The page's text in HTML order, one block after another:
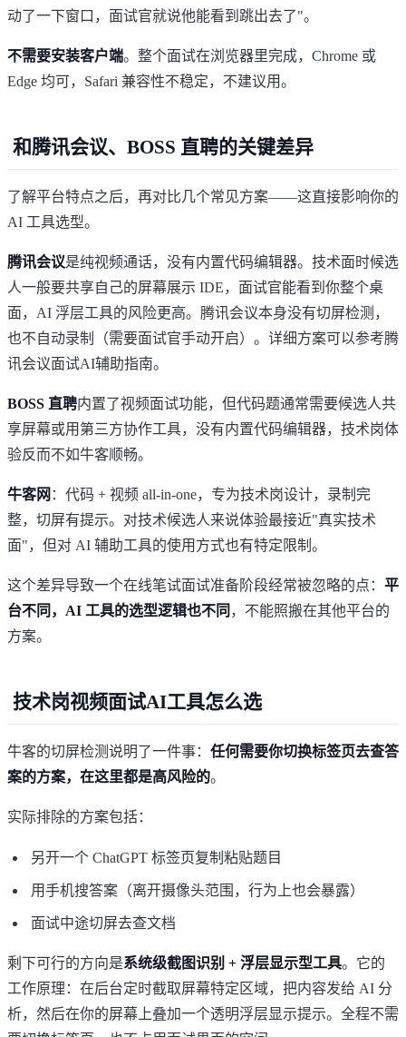
动了一下窗口，面试官就说他能看到跳出去了"。
不需要安装客户端。整个面试在浏览器里完成，Chrome 或
Edge 均可，Safari 兼容性不稳定，不建议用。
和腾讯会议、BOSS 直聘的关键差异
了解平台特点之后，再对比几个常见方案——这直接影响你的
AI 工具选型。
腾讯会议是纯视频通话，没有内置代码编辑器。技术面时候选
人一般要共享自己的屏幕展示 IDE，面试官能看到你整个桌
面，AI 浮层工具的风险更高。腾讯会议本身没有切屏检测，
也不自动录制（需要面试官手动开启）。详细方案可以参考腾
讯会议面试AI辅助指南。
BOSS 直聘内置了视频面试功能，但代码题通常需要候选人共
享屏幕或用第三方协作工具，没有内置代码编辑器，技术岗体
验反而不如牛客顺畅。
牛客网 ：代码 + 视频 all-in-one，专为技术岗设计，录制完
整，切屏有提示。对技术候选人来说体验最接近"真实技术
面"，但对 AI 辅助工具的使用方式也有特定限制。
这个差异导致一个在线笔试面试准备阶段经常被忽略的点： 平
台不同，AI 工具的选型逻辑也不同 ，不能照搬在其他平台的
方案。
技术岗视频面试AI工具怎么选
牛客的切屏检测说明了一件事： 任何需要你切换标签页去查答
案的方案，在这里都是高风险的。
实际排除的方案包括：
另开一个 ChatGPT 标签页复制粘贴题目
用手机搜答案（离开摄像头范围，行为上也会暴露）
面试中途切屏去查文档
剩下可行的方向是系统级截图识别 + 浮层显示型工具。它的
工作原理：在后台定时截取屏幕特定区域，把内容发给 AI 分
析，然后在你的屏幕上叠加一个透明浮层显示提示。全程不需